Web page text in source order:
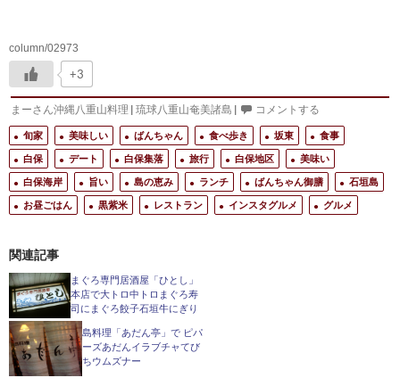
column/02973
+3
まーさん沖縄八重山料理 | 琉球八重山奄美諸島 | コメントする
旬家 美味しい ばんちゃん 食べ歩き 坂東
食事
白保
デート 白保集落 旅行 白保地区
美味い
白保海岸
旨い 島の恵み ランチ ばんちゃん御膳
石垣島
お昼ごはん
黒紫米 レストラン インスタグルメ グルメ
関連記事
まぐろ専門居酒屋「ひとし」
本店で大トロ中トロまぐろ寿
司にまぐろ餃子石垣牛にぎり
島料理「あだん亭」で ピパ
ーズあだんイラブチャてび
ちウムズナー